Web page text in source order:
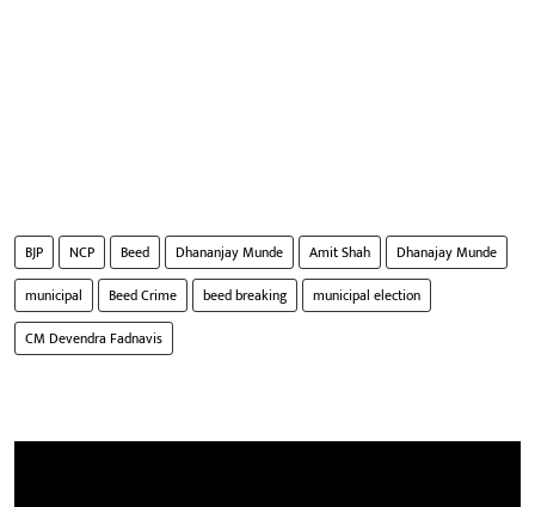
BJP NCP Beed Dhananjay Munde Amit Shah
Dhanajay Munde
municipal
Beed Crime beed breaking
municipal election
CM Devendra Fadnavis